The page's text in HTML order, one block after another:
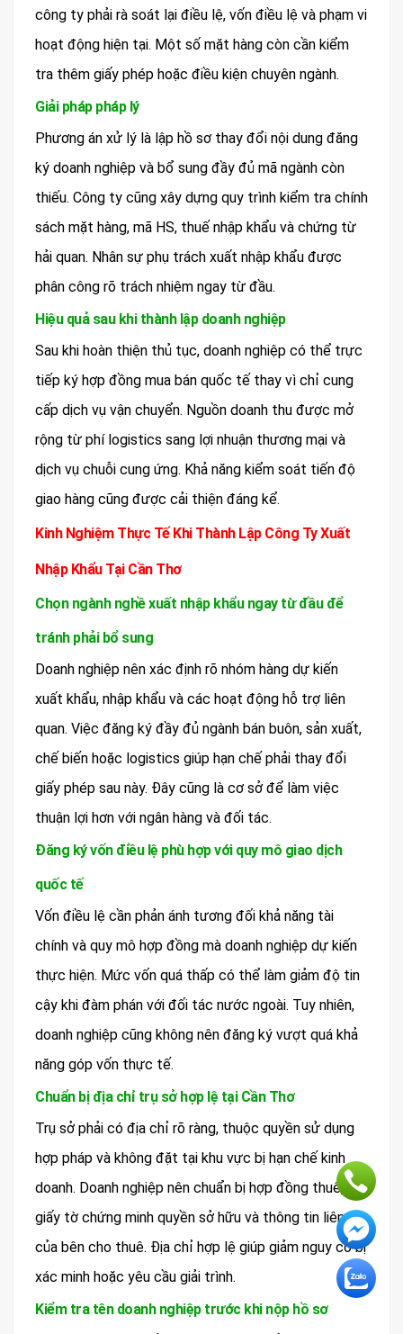
công ty phải rà soát lại điều lệ, vốn điều lệ và phạm vi
hoạt động hiện tại. Một số mặt hàng còn cần kiểm
tra thêm giấy phép hoặc điều kiện chuyên ngành.
Giải pháp pháp lý
Phương án xử lý là lập hồ sơ thay đổi nội dung đăng
ký doanh nghiệp và bổ sung đầy đủ mã ngành còn
thiếu. Công ty cũng xây dựng quy trình kiểm tra chính
sách mặt hàng, mã HS, thuế nhập khẩu và chứng từ
hải quan. Nhân sự phụ trách xuất nhập khẩu được
phân công rõ trách nhiệm ngay từ đầu.
Hiệu quả sau khi thành lập doanh nghiệp
Sau khi hoàn thiện thủ tục, doanh nghiệp có thể trực
tiếp ký hợp đồng mua bán quốc tế thay vì chỉ cung
cấp dịch vụ vận chuyển. Nguồn doanh thu được mở
rộng từ phí logistics sang lợi nhuận thương mại và
dịch vụ chuỗi cung ứng. Khả năng kiểm soát tiến độ
giao hàng cũng được cải thiện đáng kể.
Kinh Nghiệm Thực Tế Khi Thành Lập Công Ty Xuất
Nhập Khẩu Tại Cần Thơ
Chọn ngành nghề xuất nhập khẩu ngay từ đầu để
tránh phải bổ sung
Doanh nghiệp nên xác định rõ nhóm hàng dự kiến
xuất khẩu, nhập khẩu và các hoạt động hỗ trợ liên
quan. Việc đăng ký đầy đủ ngành bán buôn, sản xuất,
chế biến hoặc logistics giúp hạn chế phải thay đổi
giấy phép sau này. Đây cũng là cơ sở để làm việc
thuận lợi hơn với ngân hàng và đối tác.
Đăng ký vốn điều lệ phù hợp với quy mô giao dịch
quốc tế
Vốn điều lệ cần phản ánh tương đối khả năng tài
chính và quy mô hợp đồng mà doanh nghiệp dự kiến
thực hiện. Mức vốn quá thấp có thể làm giảm độ tin
cậy khi đàm phán với đối tác nước ngoài. Tuy nhiên,
doanh nghiệp cũng không nên đăng ký vượt quá khả
năng góp vốn thực tế.
Chuẩn bị địa chỉ trụ sở hợp lệ tại Cần Thơ
Trụ sở phải có địa chỉ rõ ràng, thuộc quyền sử dụng
hợp pháp và không đặt tại khu vực bị hạn chế kinh
doanh. Doanh nghiệp nên chuẩn bị hợp đồng thuê,
giấy tờ chứng minh quyền sở hữu và thông tin liên hệ
của bên cho thuê. Địa chỉ hợp lệ giúp giảm nguy cơ bị
xác minh hoặc yêu cầu giải trình.
Kiểm tra tên doanh nghiệp trước khi nộp hồ sơ